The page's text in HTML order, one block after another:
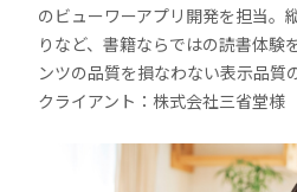
のビューワーアプリ開発を担当。
りなど、書籍ならではの読書体験
ンツの品質を損なわない表示品質
クライアント：株式会社三省堂様